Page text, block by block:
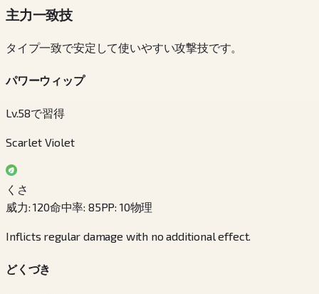
主力一致技
タイプ一致で安定して使いやすい攻撃技です。
パワーウィップ
Lv.58で習得
Scarlet Violet
くさ
威力:120命中率: 85PP: 10物理
Inflicts regular damage with no additional effect.
どくづき